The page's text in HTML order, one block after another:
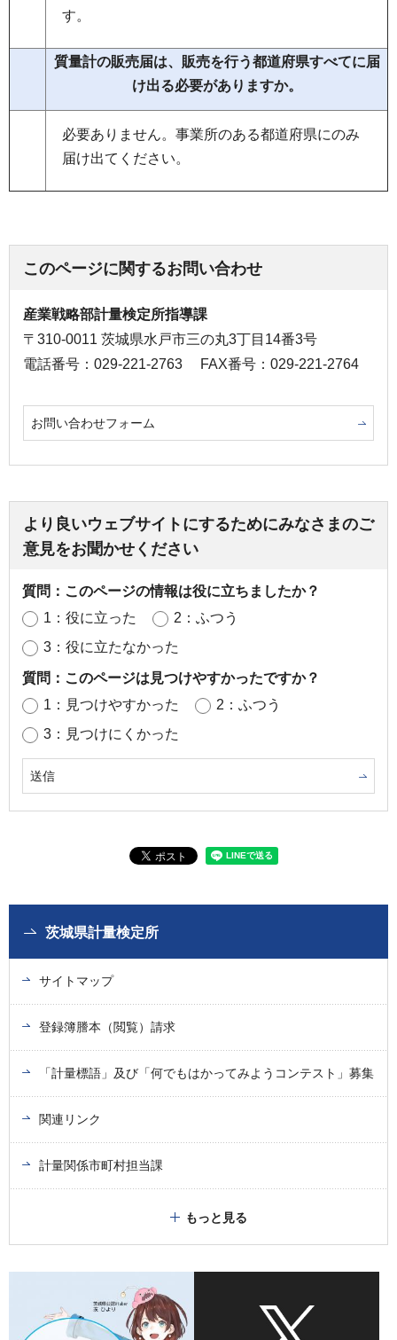
す。
質量計の販売届は、販売を行う都道府県すべてに届
け出る必要がありますか。
必要ありません。事業所のある都道府県にのみ
届け出てください。
このページに関するお問い合わせ
産業戦略部計量検定所指導課
〒310-0011 茨城県水戸市三の丸3丁目14番3号
電話番号：029-221-2763
FAX番号：029-221-2764
お問い合わせフォーム
より良いウェブサイトにするためにみなさまのご
意見をお聞かせください
質問：このページの情報は役に立ちましたか？
1：役に立った
2：ふつう
3：役に立たなかった
質問：このページは見つけやすかったですか？
1：見つけやすかった
2：ふつう
3：見つけにくかった
茨城県計量検定所
サイトマップ
登録簿謄本（閲覧）請求
「計量標語」及び「何でもはかってみようコンテスト」募集
関連リンク
計量関係市町村担当課
もっと見る